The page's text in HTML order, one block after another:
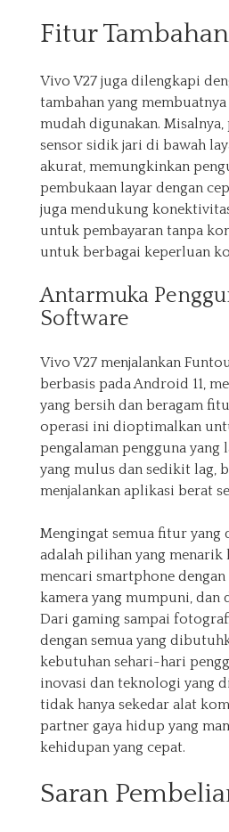
Fitur
Vivo V27 juga dilengkapi
tambahan yang
mudah digunakan.
sensor sidik jari di bawah
akurat, memungkinkan
pembukaan layar dengan
juga mendukung konektivitas
untuk pembayaran tanpa
untuk berbagai keperluan
Antarmuka
Software
Vivo V27 menjalankan
berbasis pada Android 11,
yang bersih dan beragam
operasi ini dioptimalkan
pengalaman pengguna yang
yang mulus dan sedikit lag,
menjalankan aplikasi berat
Mengingat semua fitur yang
adalah pilihan yang menarik
mencari smartphone
kamera yang mumpuni, dan
Dari gaming sampai
dengan semua yang
kebutuhan sehari-hari
inovasi dan teknologi yang
tidak hanya sekedar alat
partner gaya hidup yang
kehidupan yang cepat.
Saran